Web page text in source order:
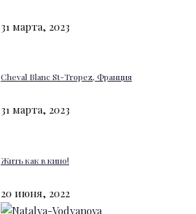
31 марта, 2023
Cheval Blanc St-Tropez, Франция
31 марта, 2023
Жить как в кино!
20 июня, 2022